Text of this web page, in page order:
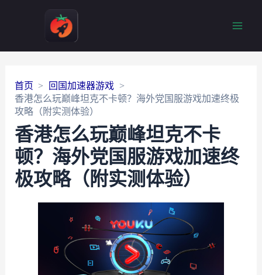
首页
回国加速器游戏
香港怎么玩巅峰坦克不卡顿？海外党国服游戏加速终极
攻略（附实测体验）
香港怎么玩巅峰坦克不卡
顿？海外党国服游戏加速终
极攻略（附实测体验）